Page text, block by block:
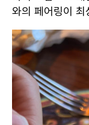
와의 페어링이 최